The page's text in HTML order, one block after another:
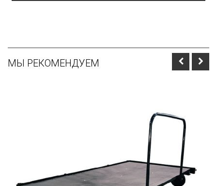
МЫ РЕКОМЕНДУЕМ